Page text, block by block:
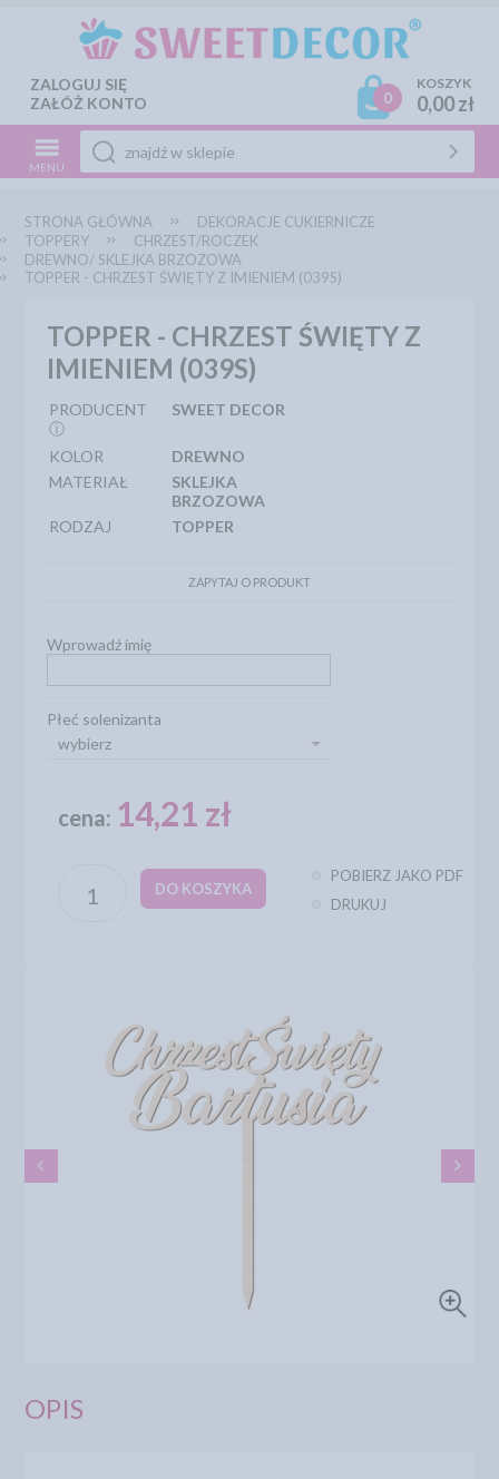
ZALOGUJ SIĘ
ZAŁÓŻ KONTO
0
KOSZYK
0,00 zł
MENU
STRONA GŁÓWNA
DEKORACJE CUKIERNICZE
TOPPERY
CHRZEST/ROCZEK
DREWNO/ SKLEJKA BRZOZOWA
TOPPER - CHRZEST ŚWIĘTY Z IMIENIEM (039S)
TOPPER - CHRZEST ŚWIĘTY Z
IMIENIEM (039S)
PRODUCENT
ⓘ
SWEET DECOR
KOLOR
DREWNO
MATERIAŁ
SKLEJKA
BRZOZOWA
RODZAJ
TOPPER
ZAPYTAJ O PRODUKT
Wprowadź imię
Płeć solenizanta
wybierz
cena: 14,21 zł
DO KOSZYKA
POBIERZ JAKO PDF
DRUKUJ
OPIS